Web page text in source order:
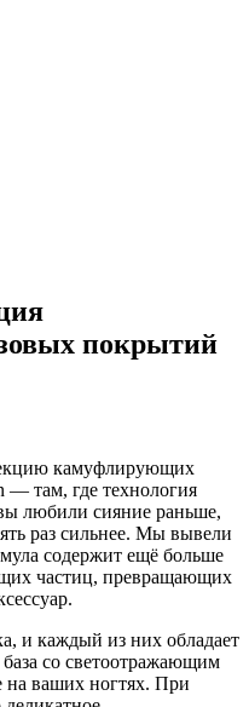
покрытий
камуфлирующих
— там, где технология
любили сияние раньше,
раз сильнее. Мы вывели
содержит ещё больше
частиц, превращающих
и каждый из них обладает
со светоотражающим
на ваших ногтях. При